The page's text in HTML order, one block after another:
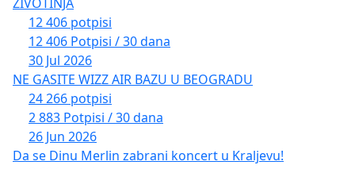
12 406 potpisi
12 406 Potpisi / 30 dana
30 Jul 2026
NE GASITE WIZZ AIR BAZU U BEOGRADU
24 266 potpisi
2 883 Potpisi / 30 dana
26 Jun 2026
Da se Dinu Merlin zabrani koncert u Kraljevu!